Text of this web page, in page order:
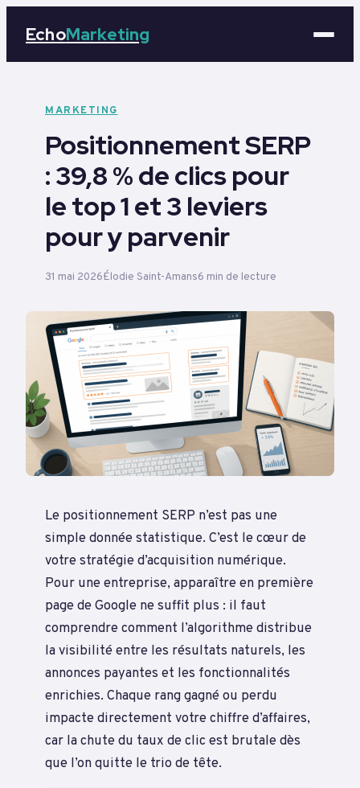
EchoMarketing
Business
Tech
Éducation
MARKETING
Positionnement SERP
: 39,8 % de clics pour
le top 1 et 3 leviers
pour y parvenir
31 mai 2026Élodie Saint-Amans6 min de lecture
Le positionnement SERP n’est pas une
simple donnée statistique. C’est le cœur de
votre stratégie d’acquisition numérique.
Pour une entreprise, apparaître en première
page de Google ne suffit plus : il faut
comprendre comment l’algorithme distribue
la visibilité entre les résultats naturels, les
annonces payantes et les fonctionnalités
enrichies. Chaque rang gagné ou perdu
impacte directement votre chiffre d’affaires,
car la chute du taux de clic est brutale dès
que l’on quitte le trio de tête.